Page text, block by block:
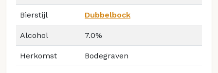
Bierstijl Dubbelbock
Alcohol 7.0%
Herkomst Bodegraven